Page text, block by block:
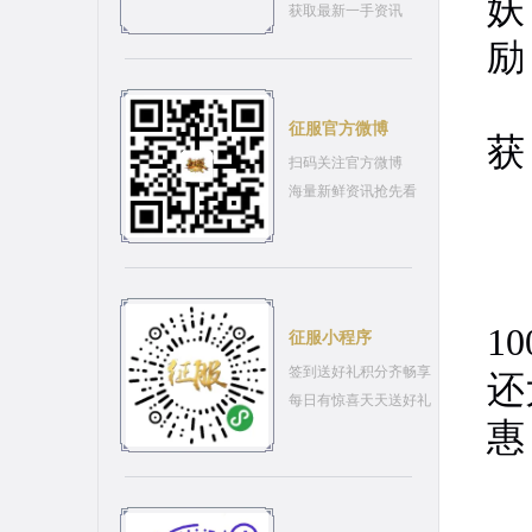
获取最新一手资讯
征服官方微博
扫码关注官方微博
海量新鲜资讯抢先看
征服小程序
签到送好礼积分齐畅享
每日有惊喜天天送好礼